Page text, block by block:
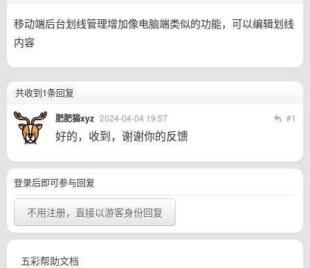
移动端后台划线管理增加像电脑端类似的功能，可以编辑划线
内容
共收到1条回复
肥肥猫xyz 2024-04-04 19:57 #1
好的，收到，谢谢你的反馈
登录后即可参与回复
不用注册，直接以游客身份回复
五彩帮助文档